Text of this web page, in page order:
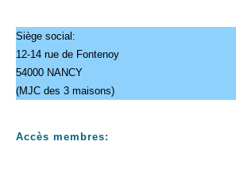
Siège social:
12-14 rue de Fontenoy
54000 NANCY
(MJC des 3 maisons)
Accès membres: